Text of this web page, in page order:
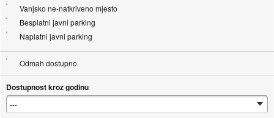
Vanjsko ne-natkriveno mjesto
Besplatni javni parking
Naplatni javni parking
Odmah dostupno
Dostupnost kroz godinu